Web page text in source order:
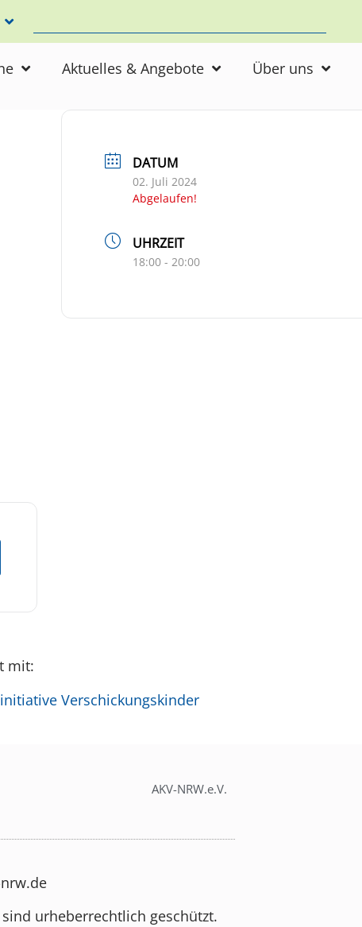
Aktuelles & Angebote Über uns
DATUM
02. Juli 2024
Abgelaufen!
UHRZEIT
18:00 - 20:00
mit:
Verschickungskinder
AKV-NRW.e.V.
urheberrechtlich geschützt.